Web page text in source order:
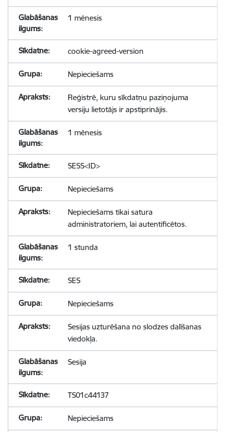
1 mēnesis
cookie-agreed-version
Nepieciešams
Reģistrē, kuru sīkdatņu paziņojuma
versiju lietotājs ir apstiprinājis.
1 mēnesis
SESS<ID>
Nepieciešams
Nepieciešams tikai satura
administratoriem, lai autentificētos.
1 stunda
SES
Nepieciešams
Sesijas uzturēšana no slodzes dalīšanas
viedokļa.
Sesija
TS01c44137
Nepieciešams